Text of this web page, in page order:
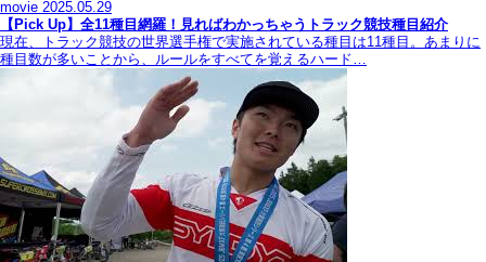
movie 2025.05.29
【Pick Up】全11種目網羅！見ればわかっちゃうトラック競技種目紹介
現在、トラック競技の世界選手権で実施されている種目は11種目。あまりに
種目数が多いことから、ルールをすべてを覚えるハード…